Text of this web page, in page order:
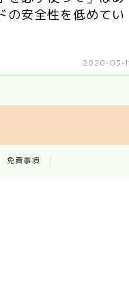
の安全性を低めてい
2020-05-
免責事項